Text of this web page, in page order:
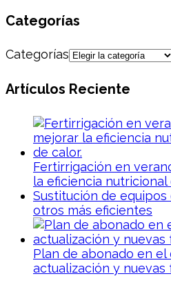
Categorías
Categorías
Artículos Reciente
Fertirrigación en
la eficiencia
Sustitución de
otros más eficientes
Plan de abonado en
actualización y